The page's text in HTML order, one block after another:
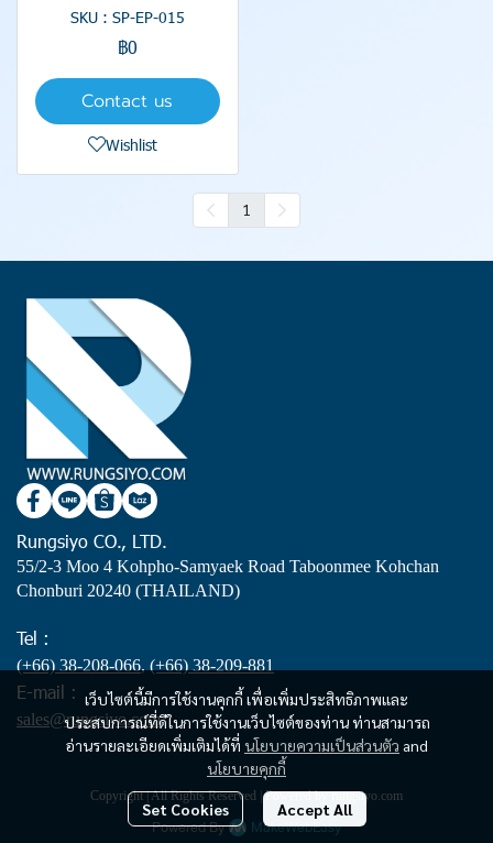
SKU : SP-EP-015
฿0
Contact us
Wishlist
1
เว็บไซต์นี้มีการใช้งานคุกกี้ เพื่อเพิ่มประสิทธิภาพและ
ประสบการณ์ที่ดีในการใช้งานเว็บไซต์ของท่าน ท่านสามารถ
อ่านรายละเอียดเพิ่มเติมได้ที่ นโยบายความเป็นส่วนตัว and
นโยบายคุกกี้
Set Cookies Accept All
Rungsiyo CO., LTD.
55/2-3 Moo 4 Kohpho-Samyaek Road Taboonmee Kohchan
Chonburi 20240 (THAILAND)
Tel :
(+66) 38-208-066, (+66) 38-209-881
E-mail :
sales@rungsiyo.com
Copyright | All Rights Reserved | Powered by rungsiyo.com
Powered By MakeWebEasy